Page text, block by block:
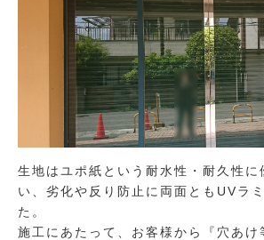
生地はユポ紙という耐水性・耐久性に
い、劣化や反り防止に両面ともUVラ
た。
施工にあたって、お客様から『穴あけ